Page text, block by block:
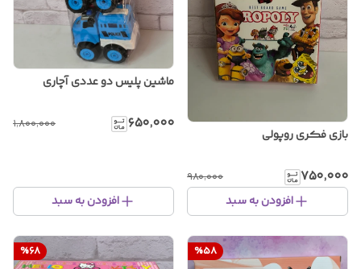
بازی فکری روپولی
۷۵۰٬۰۰۰ ۹۸۰٬۰۰۰
افزودن به سبد
ماشین پلیس دو عددی آچاری
۶۵۰٬۰۰۰ ۱٬۸۰۰٬۰۰۰
افزودن به سبد
%58
%68